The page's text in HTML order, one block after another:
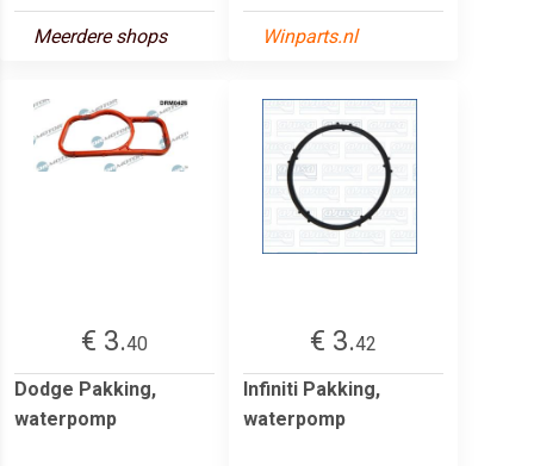
Meerdere shops Winparts.nl
€ 3.40
Dodge Pakking,
waterpomp
€ 3.42
Infiniti Pakking,
waterpomp